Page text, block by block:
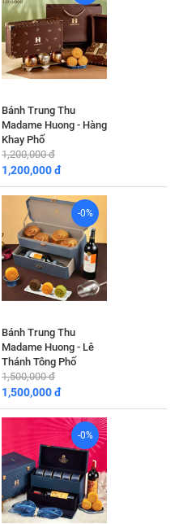
Bánh Trung Thu
Madame Huong - Hàng
Khay Phố
1,200,000 đ
1,200,000 đ
-0%
Bánh Trung Thu
Madame Huong - Lê
Thánh Tông Phố
1,500,000 đ
1,500,000 đ
-0%